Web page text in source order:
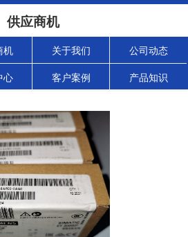
供应商机
机 关于我们 公司动态
心 客户案例 产品知识